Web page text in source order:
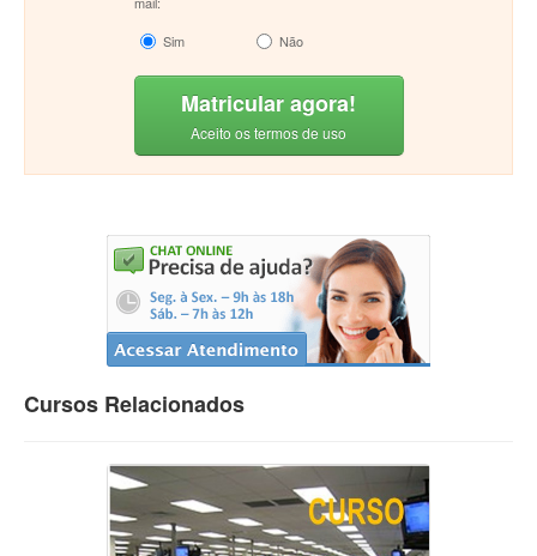
Sim
Não
Matricular agora!
Aceito os termos de uso
Cursos Relacionados